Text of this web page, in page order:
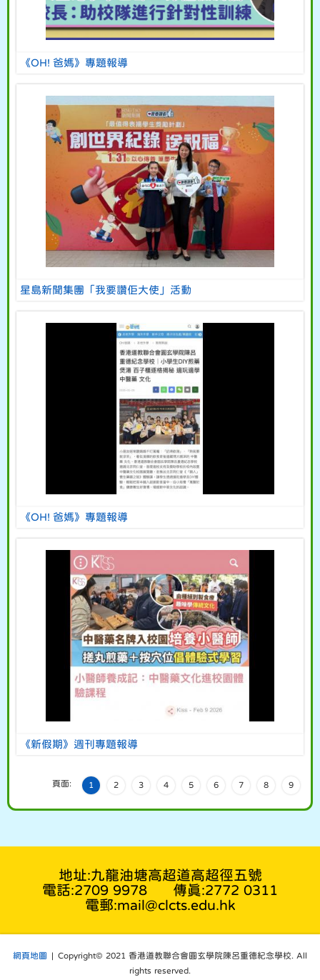
《OH! 爸媽》專題報導
星島新聞集團「我要讚佢大使」活動
《OH! 爸媽》專題報導
《新假期》週刊專題報導
頁面: 1 2 3 4 5 6 7 8 9
地址:九龍油塘高超道高超徑五號
電話:2709 9978
傳真:2772 0311
電郵:mail@clcts.edu.hk
網頁地圖 | Copyright© 2021 香港道教聯合會圓玄學院陳呂重德紀念學校. All
rights reserved.